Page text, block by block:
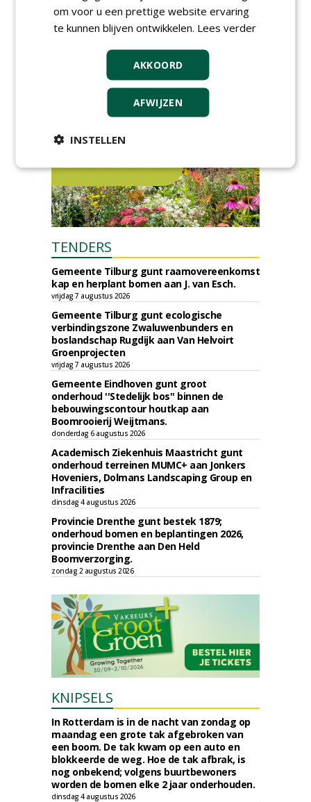
toekomst begint in de
openbare ruimte
TENDERS
Gemeente Tilburg gunt raamovereenkomst
kap en herplant bomen aan J. van Esch.
vrijdag 7 augustus 2026
Gemeente Tilburg gunt ecologische
verbindingszone Zwaluwenbunders en
boslandschap Rugdijk aan Van Helvoirt
Groenprojecten
vrijdag 7 augustus 2026
Gemeente Eindhoven gunt groot
onderhoud ''Stedelijk bos'' binnen de
bebouwingscontour houtkap aan
Boomrooierij Weijtmans.
donderdag 6 augustus 2026
Academisch Ziekenhuis Maastricht gunt
onderhoud terreinen MUMC+ aan Jonkers
Hoveniers, Dolmans Landscaping Group en
Infracilities
dinsdag 4 augustus 2026
Provincie Drenthe gunt bestek 1879;
onderhoud bomen en beplantingen 2026,
provincie Drenthe aan Den Held
Boomverzorging.
zondag 2 augustus 2026
KNIPSELS
In Rotterdam is in de nacht van zondag op
maandag een grote tak afgebroken van
een boom. De tak kwam op een auto en
blokkeerde de weg. Hoe de tak afbrak, is
nog onbekend; volgens buurtbewoners
worden de bomen elke 2 jaar onderhouden.
dinsdag 4 augustus 2026
om voor u een prettige website ervaring
te kunnen blijven ontwikkelen. Lees verder
AKKOORD
AFWIJZEN
INSTELLEN